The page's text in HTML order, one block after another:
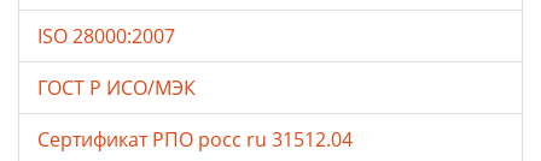
ISO 28000:2007
ГОСТ Р ИСО/МЭК
Сертификат РПО росс ru 31512.04